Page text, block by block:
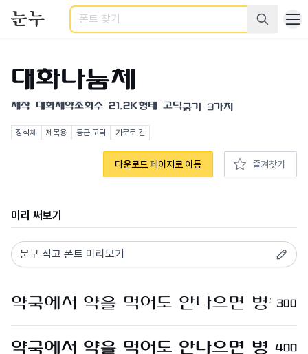
검색
대화나눔체
제작 대화제약조회수 21.2K형태 고딕굵기 3가지
장식체 제목용 둥근 고딕 가로로 긴
다운로드 페이지로 이동 즐겨찾기
미리 써보기
300
400